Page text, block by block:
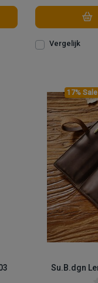
Vergelijk
17% Sale
Su.B.dgn